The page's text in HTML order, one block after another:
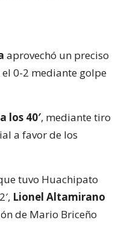
aprovechó un preciso
0-2 mediante golpe
los 40′, mediante tiro
a favor de los
tuvo Huachipato
Lionel Altamirano
de Mario Briceño